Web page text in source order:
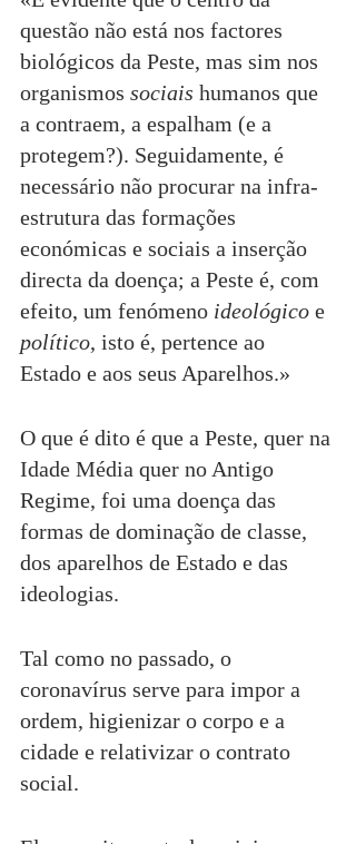
questão não está nos factores
biológicos da Peste, mas sim nos
organismos sociais humanos que
a contraem, a espalham (e a
protegem?). Seguidamente, é
necessário não procurar na infra-
estrutura das formações
económicas e sociais a inserção
directa da doença; a Peste é, com
efeito, um fenómeno ideológico e
político, isto é, pertence ao
Estado e aos seus Aparelhos.»
O que é dito é que a Peste, quer na
Idade Média quer no Antigo
Regime, foi uma doença das
formas de dominação de classe,
dos aparelhos de Estado e das
ideologias.
Tal como no passado, o
coronavírus serve para impor a
ordem, higienizar o corpo e a
cidade e relativizar o contrato
social.